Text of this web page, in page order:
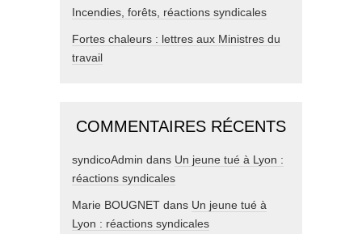
Incendies, forêts, réactions syndicales
Fortes chaleurs : lettres aux Ministres du
travail
COMMENTAIRES RÉCENTS
syndicoAdmin dans Un jeune tué à Lyon :
réactions syndicales
Marie BOUGNET dans Un jeune tué à
Lyon : réactions syndicales